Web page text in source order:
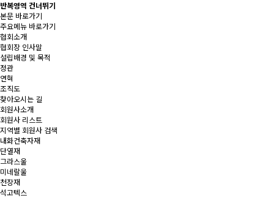
반복영역 건너뛰기
본문 바로가기
주요메뉴 바로가기
협회소개
협회장 인사말
설립배경 및 목적
정관
연혁
조직도
찾아오시는 길
회원사소개
회원사 리스트
지역별 회원사 검색
내화건축자재
단열재
그라스울
미네랄울
천장재
석고텍스